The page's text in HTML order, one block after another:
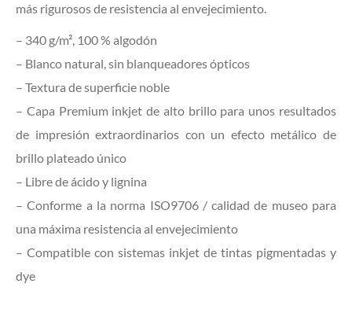
más rigurosos de resistencia al envejecimiento.
– 340 g/m², 100 % algodón
– Blanco natural, sin blanqueadores ópticos
– Textura de superficie noble
– Capa Premium inkjet de alto brillo para unos resultados
de impresión extraordinarios con un efecto metálico de
brillo plateado único
– Libre de ácido y lignina
– Conforme a la norma ISO9706 / calidad de museo para
una máxima resistencia al envejecimiento
– Compatible con sistemas inkjet de tintas pigmentadas y
dye